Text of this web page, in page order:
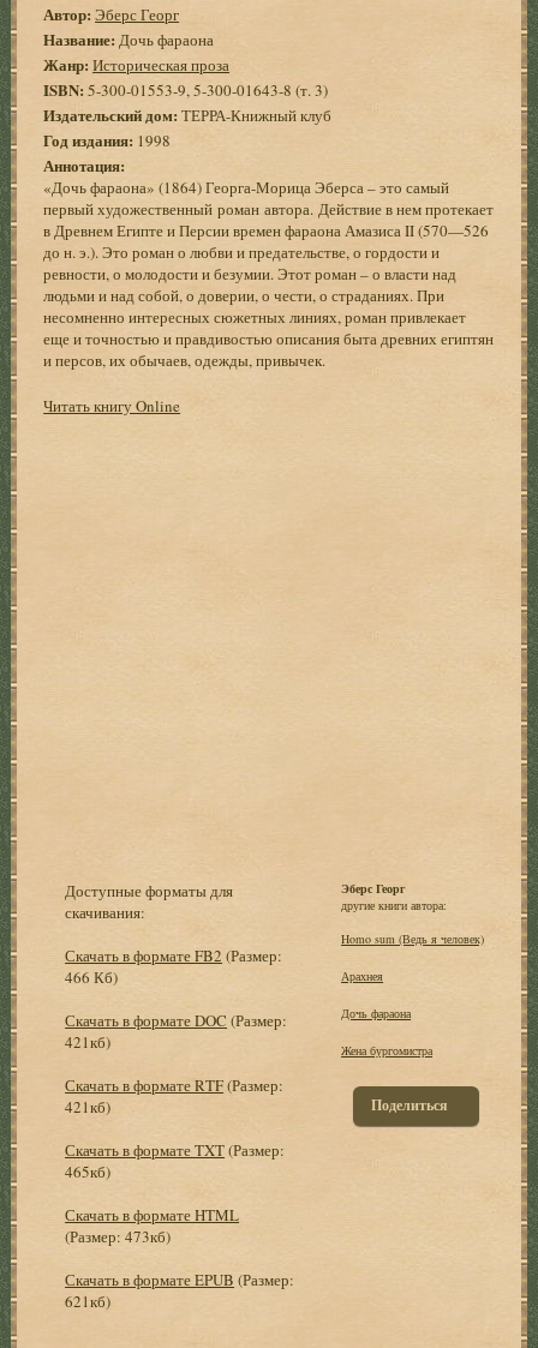
Автор: Эберс Георг
Название: Дочь фараона
Жанр: Историческая проза
ISBN: 5-300-01553-9, 5-300-01643-8 (т. 3)
Издательский дом: ТЕРРА-Книжный клуб
Год издания: 1998
Аннотация:
«Дочь фараона» (1864) Георга-Морица Эберса – это самый
первый художественный роман автора. Действие в нем протекает
в Древнем Египте и Персии времен фараона Амазиса II (570—526
до н. э.). Это роман о любви и предательстве, о гордости и
ревности, о молодости и безумии. Этот роман – о власти над
людьми и над собой, о доверии, о чести, о страданиях. При
несомненно интересных сюжетных линиях, роман привлекает
еще и точностью и правдивостью описания быта древних египтян
и персов, их обычаев, одежды, привычек.
Читать книгу Online
Доступные форматы для
скачивания:
Скачать в формате FB2 (Размер:
466 Кб)
Скачать в формате DOC (Размер:
421кб)
Скачать в формате RTF(Размер:
421кб)
Скачать в формате TXT(Размер:
465кб)
Скачать в формате HTML
(Размер: 473кб)
Скачать в формате EPUB (Размер:
621кб)
Эберс Георг
другие книги автора:
Homo sum (Ведь я человек)
Арахнея
Дочь фараона
Жена бургомистра
Поделиться